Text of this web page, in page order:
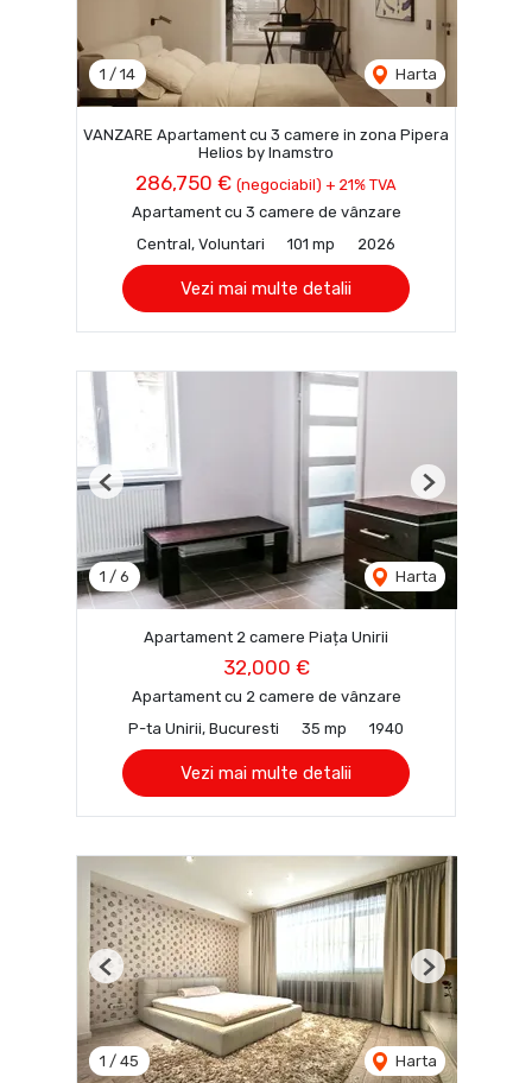
1 / 14 Harta
VANZARE Apartament cu 3 camere in zona Pipera
Helios by Inamstro
286,750 € (negociabil) + 21% TVA
Apartament cu 3 camere de vânzare
Central, Voluntari
101 mp 2026
Vezi mai multe detalii
1 / 6 Harta
Previous Next
Apartament 2 camere Piața Unirii
32,000 €
Apartament cu 2 camere de vânzare
P-ta Unirii, Bucuresti
35 mp 1940
Vezi mai multe detalii
1 / 45 Harta
Previous Next